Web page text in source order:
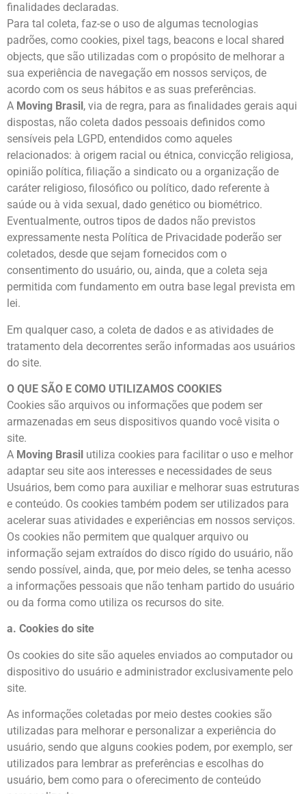
finalidades declaradas.
Para tal coleta, faz-se o uso de algumas tecnologias
padrões, como cookies, pixel tags, beacons e local shared
objects, que são utilizadas com o propósito de melhorar a
sua experiência de navegação em nossos serviços, de
acordo com os seus hábitos e as suas preferências.
A Moving Brasil , via de regra, para as finalidades gerais aqui
dispostas, não coleta dados pessoais definidos como
sensíveis pela LGPD, entendidos como aqueles
relacionados: à origem racial ou étnica, convicção religiosa,
opinião política, filiação a sindicato ou a organização de
caráter religioso, filosófico ou político, dado referente à
saúde ou à vida sexual, dado genético ou biométrico.
Eventualmente, outros tipos de dados não previstos
expressamente nesta Política de Privacidade poderão ser
coletados, desde que sejam fornecidos com o
consentimento do usuário, ou, ainda, que a coleta seja
permitida com fundamento em outra base legal prevista em
lei.
Em qualquer caso, a coleta de dados e as atividades de
tratamento dela decorrentes serão informadas aos usuários
do site.
O QUE SÃO E COMO UTILIZAMOS COOKIES
Cookies são arquivos ou informações que podem ser
armazenadas em seus dispositivos quando você visita o
site.
A Moving Brasil utiliza cookies para facilitar o uso e melhor
adaptar seu site aos interesses e necessidades de seus
Usuários, bem como para auxiliar e melhorar suas estruturas
e conteúdo. Os cookies também podem ser utilizados para
acelerar suas atividades e experiências em nossos serviços.
Os cookies não permitem que qualquer arquivo ou
informação sejam extraídos do disco rígido do usuário, não
sendo possível, ainda, que, por meio deles, se tenha acesso
a informações pessoais que não tenham partido do usuário
ou da forma como utiliza os recursos do site.
a. Cookies do site
Os cookies do site são aqueles enviados ao computador ou
dispositivo do usuário e administrador exclusivamente pelo
site.
As informações coletadas por meio destes cookies são
utilizadas para melhorar e personalizar a experiência do
usuário, sendo que alguns cookies podem, por exemplo, ser
utilizados para lembrar as preferências e escolhas do
usuário, bem como para o oferecimento de conteúdo